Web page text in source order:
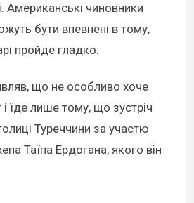
. Американські чиновники
бути впевнені в тому,
пройде гладко.
що не особливо хоче
і їде лише тому, що зустріч
Туреччини за участю
Таїпа Ердогана, якого він